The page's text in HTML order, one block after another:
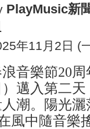
PlayMusic新
年11月2日 (
音樂節20
）邁入第二
潮。陽光
風中隨音樂